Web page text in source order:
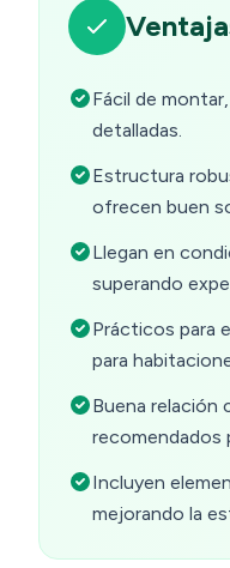
Fácil de
detalladas.
Estructura
ofrecen buen
Llegan en
superando
Prácticos para
para
Buena relación
recomendados
Incluyen
mejorando la